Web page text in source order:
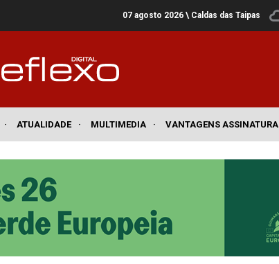
07 agosto 2026 \ Caldas das Taipas
· ATUALIDADE · MULTIMEDIA · VANTAGENS ASSINATURA